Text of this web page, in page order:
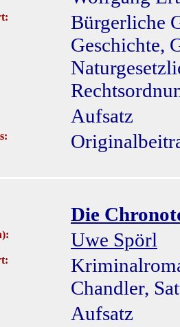
Bürgerliche
Geschichte,
Aufsatz
Die
Uwe Spörl
Chandler,
Aufsatz